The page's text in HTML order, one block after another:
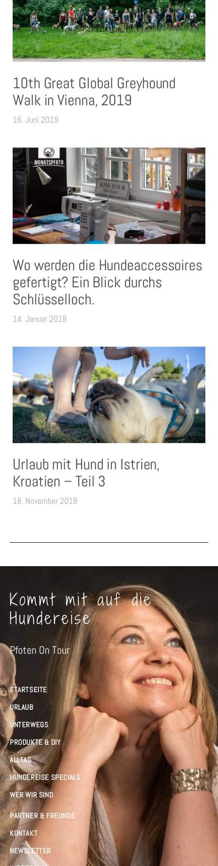
10th Great Global Greyhound
Walk in Vienna, 2019
16. Juni 2019
Wo werden die Hundeaccessoires
gefertigt? Ein Blick durchs
Schlüsselloch.
14. Januar 2018
Urlaub mit Hund in Istrien,
Kroatien – Teil 3
18. November 2018
Kommt mit auf die
Hundereise
Pfoten On Tour
STARTSEITE
URLAUB
UNTERWEGS
PRODUKTE & DIY
ALLTAG
HUNDEREISE SPECIALS
WER WIR SIND
PARTNER & FREUNDE
KONTAKT
NEWSLETTER